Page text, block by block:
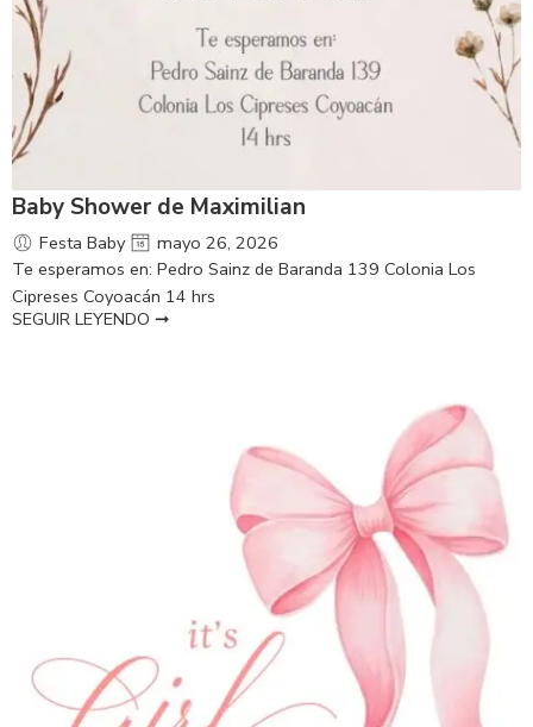
Baby Shower de Maximilian
Festa Baby
mayo 26, 2026
Te esperamos en: Pedro Sainz de Baranda 139 Colonia Los
Cipreses Coyoacán 14 hrs
SEGUIR LEYENDO ➞